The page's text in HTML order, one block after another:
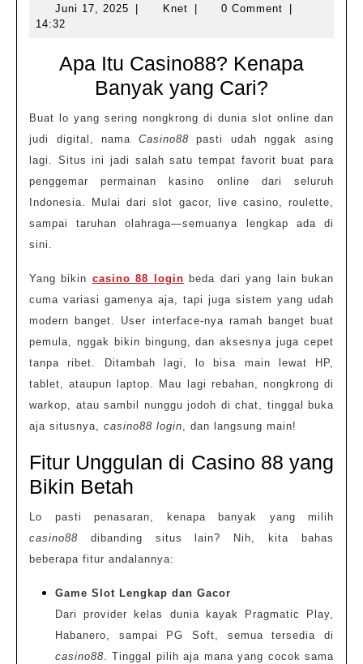
Hiburan
Buat
Para
Pecinta
Slot
dan
Casino
Juni 17, 2025 Juni
| KnetKnet
| 0 Comment
|
14:32
Apa Itu Casino88? Kenapa
Banyak yang Cari?
Buat lo yang sering nongkrong di dunia slot online dan
judi digital, nama Casino88 pasti udah nggak asing
lagi. Situs ini jadi salah satu tempat favorit buat para
penggemar permainan kasino online dari seluruh
Indonesia. Mulai dari slot gacor, live casino, roulette,
sampai taruhan olahraga—semuanya lengkap ada di
sini.
Yang bikin casino 88 login beda dari yang lain bukan
cuma variasi gamenya aja, tapi juga sistem yang udah
modern banget. User interface-nya ramah banget buat
pemula, nggak bikin bingung, dan aksesnya juga cepet
tanpa ribet. Ditambah lagi, lo bisa main lewat HP,
tablet, ataupun laptop. Mau lagi rebahan, nongkrong di
warkop, atau sambil nunggu jodoh di chat, tinggal buka
aja situsnya, casino88 login , dan langsung main!
Fitur Unggulan di Casino 88 yang
Bikin Betah
Lo pasti penasaran, kenapa banyak yang milih
casino88 dibanding situs lain? Nih, kita bahas
beberapa fitur andalannya:
Game Slot Lengkap dan Gacor
Dari provider kelas dunia kayak Pragmatic Play,
Habanero, sampai PG Soft, semua tersedia di
casino88 . Tinggal pilih aja mana yang cocok sama